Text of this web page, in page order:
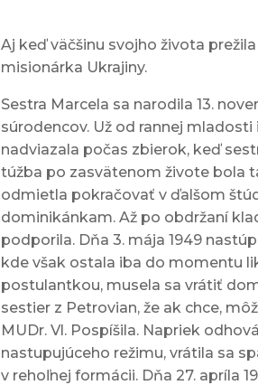
Aj keď väčšinu svojho života
misionárka Ukrajiny.
Sestra Marcela sa narodila 13.
súrodencov. Už od rannej
nadviazala počas zbierok, keď
túžba po zasvätenom živote bola
odmietla pokračovať v ďalšom
dominikánkam. Až po obdržaní
podporila. Dňa 3. mája 1949
kde však ostala iba do momentu
postulantkou, musela sa vrátiť
sestier z Petrovian, že ak chce,
MUDr. Vl. Pospíšila. Napriek
nastupujúceho režimu, vrátila sa
v rehoľnej formácii. Dňa 27. apríla